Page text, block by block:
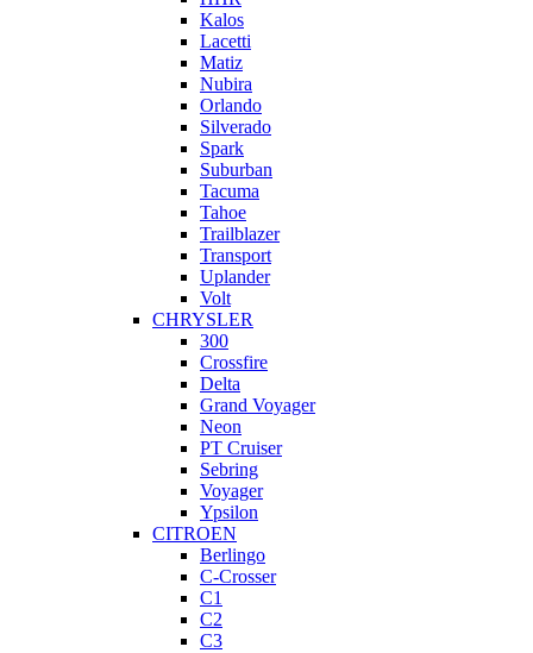
Kalos
Lacetti
Matiz
Nubira
Orlando
Silverado
Spark
Suburban
Tacuma
Tahoe
Trailblazer
Transport
Uplander
Volt
CHRYSLER
300
Crossfire
Delta
Grand Voyager
Neon
PT Cruiser
Sebring
Voyager
Ypsilon
CITROEN
Berlingo
C-Crosser
C1
C2
C3